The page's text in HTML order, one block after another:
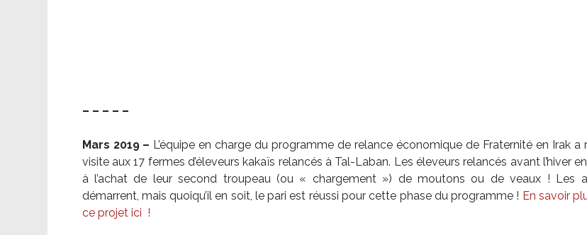
– – – – –
Mars 2019 – L’équipe en charge du programme de relance économique de Fraternité en Irak a
visite aux 17 fermes d’éleveurs kakaïs relancés à Tal-Laban. Les éleveurs relancés avant l’hiver
à l’achat de leur second troupeau (ou « chargement ») de moutons ou de veaux ! Les
démarrent, mais quoiqu’il en soit, le pari est réussi pour cette phase du programme ! En savoir
ce projet ici !